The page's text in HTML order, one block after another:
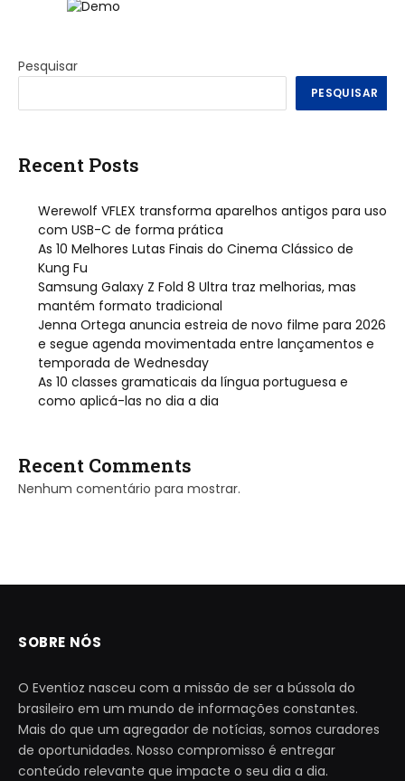
Pesquisar
PESQUISAR
Recent Posts
Werewolf VFLEX transforma aparelhos antigos para uso
com USB-C de forma prática
As 10 Melhores Lutas Finais do Cinema Clássico de
Kung Fu
Samsung Galaxy Z Fold 8 Ultra traz melhorias, mas
mantém formato tradicional
Jenna Ortega anuncia estreia de novo filme para 2026
e segue agenda movimentada entre lançamentos e
temporada de Wednesday
As 10 classes gramaticais da língua portuguesa e
como aplicá-las no dia a dia
Recent Comments
Nenhum comentário para mostrar.
SOBRE NÓS
O Eventioz nasceu com a missão de ser a bússola do
brasileiro em um mundo de informações constantes.
Mais do que um agregador de notícias, somos curadores
de oportunidades. Nosso compromisso é entregar
conteúdo relevante que impacte o seu dia a dia.